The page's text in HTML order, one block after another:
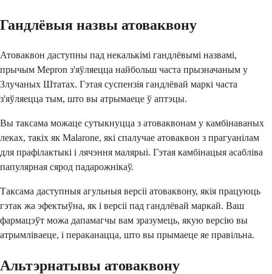
Гандлёвыя назвы атоваквону
Атоваквон даступны пад некалькімі гандлёвымі назвамі,
прычым Mepron з'яўляецца найбольш часта прызначаным у
Злучаных Штатах. Гэтая суспензія гандлёвай маркі часта
з'яўляецца тым, што вы атрымаеце ў аптэцы.
Вы таксама можаце сутыкнуцца з атоваквонам у камбінаваных
леках, такіх як Malarone, які спалучае атоваквон з прагуанілам
для прафілактыкі і лячэння малярыі. Гэтая камбінацыя асабліва
папулярная сярод падарожнікаў.
Таксама даступныя агульныя версіі атоваквону, якія працуюць
гэтак жа эфектыўна, як і версіі пад гандлёвай маркай. Ваш
фармацэўт можа дапамагчы вам зразумець, якую версію вы
атрымліваеце, і пераканацца, што вы прымаеце яе правільна.
Альтэрнатывы атоваквону